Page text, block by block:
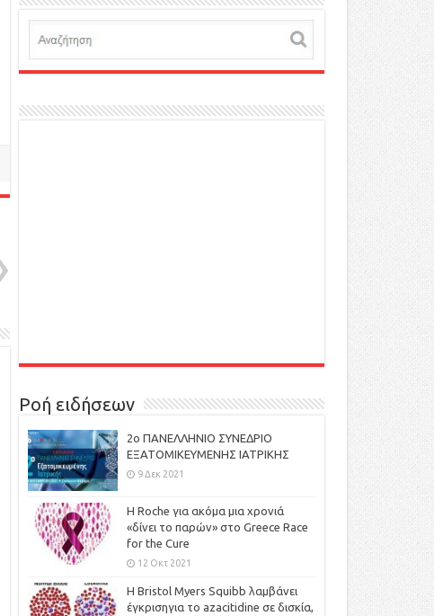
Ροή ειδήσεων
2ο ΠΑΝΕΛΛΗΝΙΟ ΣΥΝΕΔΡΙΟ
ΕΞΑΤΟΜΙΚΕΥΜΕΝΗΣ ΙΑΤΡΙΚΗΣ
9 Δεκ 2021
H Roche για ακόμα μια χρονιά
«δίνει το παρών» στο Greece Race
for the Cure
12 Οκτ 2021
Η Bristol Myers Squibb λαμβάνει
έγκρισηγια το azacitidine σε δισκία,